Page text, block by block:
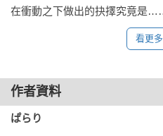
看更多
作者資料
ぱらり